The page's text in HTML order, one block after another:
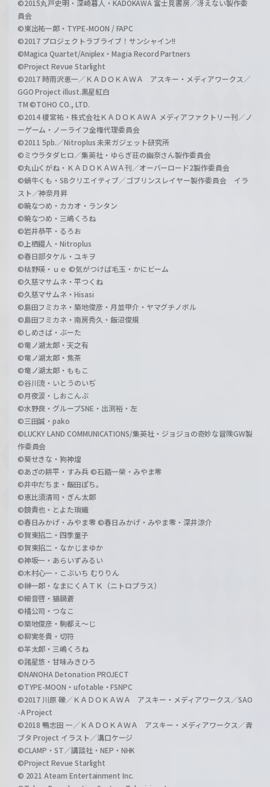
©2015丸戸史明・深崎暮人・KADOKAWA 富士見書房／冴えない製作委
員会
©東出祐一郎・TYPE-MOON / FAPC
©2017 プロジェクトラブライブ！サンシャイン!!
©Magica Quartet/Aniplex・Magia Record Partners
©Project Revue Starlight
©2017 時雨沢恵一／ＫＡＤＯＫＡＷＡ アスキー・メディアワークス／
GGO Project illust.黒星紅白
TM ©TOHO CO., LTD.
©2014 榎宮祐・株式会社ＫＡＤＯＫＡＷＡ メディアファクトリー刊／ノ
ーゲーム・ノーライフ全権代理委員会
©2011 5pb.／Nitroplus 未来ガジェット研究所
©ミウラタダヒロ／集英社・ゆらぎ荘の幽奈さん製作委員会
©丸山くがね・ＫＡＤＯＫＡＷＡ刊／オーバーロード2製作委員会
©蝸牛くも・SBクリエイティブ／ゴブリンスレイヤー製作委員会 イラ
スト／神奈月昇
©暁なつめ・カカオ・ランタン
©暁なつめ・三嶋くろね
©岩井恭平・るろお
©上栖綴人・Nitroplus
©春日部タケル・ユキヲ
©枯野瑛・ｕｅ ©気がつけば毛玉・かにビーム
©久慈マサムネ・平つくね
©久慈マサムネ・Hisasi
©島田フミカネ・築地俊彦・月並甲介・ヤマグチノボル
©島田フミカネ・南房秀久・飯沼俊規
©しめさば・ぶーた
©竜ノ湖太郎・天之有
©竜ノ湖太郎・焦茶
©竜ノ湖太郎・ももこ
©谷川流・いとうのいぢ
©月夜涙・しおこんぶ
©水野良・グループSNE・出渕裕・左
©三田誠・pako
©LUCKY LAND COMMUNICATIONS/集英社・ジョジョの奇妙な冒険GW製
作委員会
©葵せきな・狗神煌
©あざの耕平・すみ兵 ©石踏一榮・みやま零
©井中だちま・飯田ぽち。
©恵比須清司・ぎん太郎
©鏡貴也・とよた瑣織
©春日みかげ・みやま零 ©春日みかげ・みやま零・深井涼介
©賀東招二・四季童子
©賀東招二・なかじまゆか
©神坂一・あらいずみるい
©木村心一・こぶいち むりりん
©榊一郎・なまにくＡＴＫ（ニトロプラス）
©細音啓・猫鍋蒼
©橘公司・つなこ
©築地俊彦・駒都え～じ
©柳実冬貴・切符
©羊太郎・三嶋くろね
©諸星悠・甘味みきひろ
©NANOHA Detonation PROJECT
©TYPE-MOON・ufotable・FSNPC
©2017 川原 礫／ＫＡＤＯＫＡＷＡ アスキー・メディアワークス／SAO
-A Project
©2018 鴨志田 一／ＫＡＤＯＫＡＷＡ アスキー・メディアワークス／青
ブタ Project イラスト／溝口ケージ
©CLAMP・ST／講談社・NEP・NHK
©Project Revue Starlight
© 2021 Ateam Entertainment Inc.